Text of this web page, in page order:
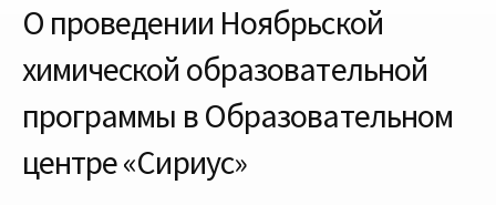
О проведении Ноябрьской
химической образовательной
программы в Образовательном
центре «Сириус»